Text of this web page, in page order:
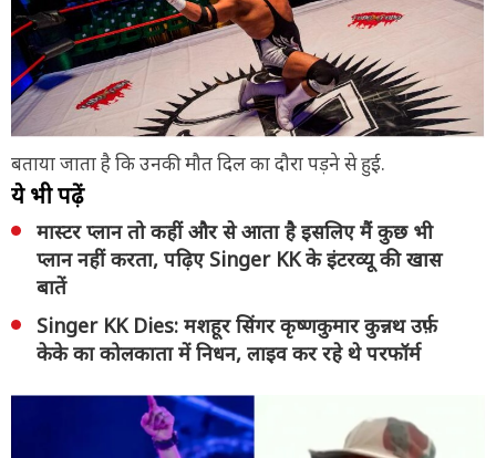
बताया जाता है कि उनकी मौत दिल का दौरा पड़ने से हुई.
ये भी पढ़ें
मास्टर प्लान तो कहीं और से आता है इसलिए मैं कुछ भी
प्लान नहीं करता, पढ़िए Singer KK के इंटरव्यू की खास
बातें
Singer KK Dies: मशहूर सिंगर कृष्णकुमार कुन्नथ उर्फ़
केके का कोलकाता में निधन, लाइव कर रहे थे परफॉर्म